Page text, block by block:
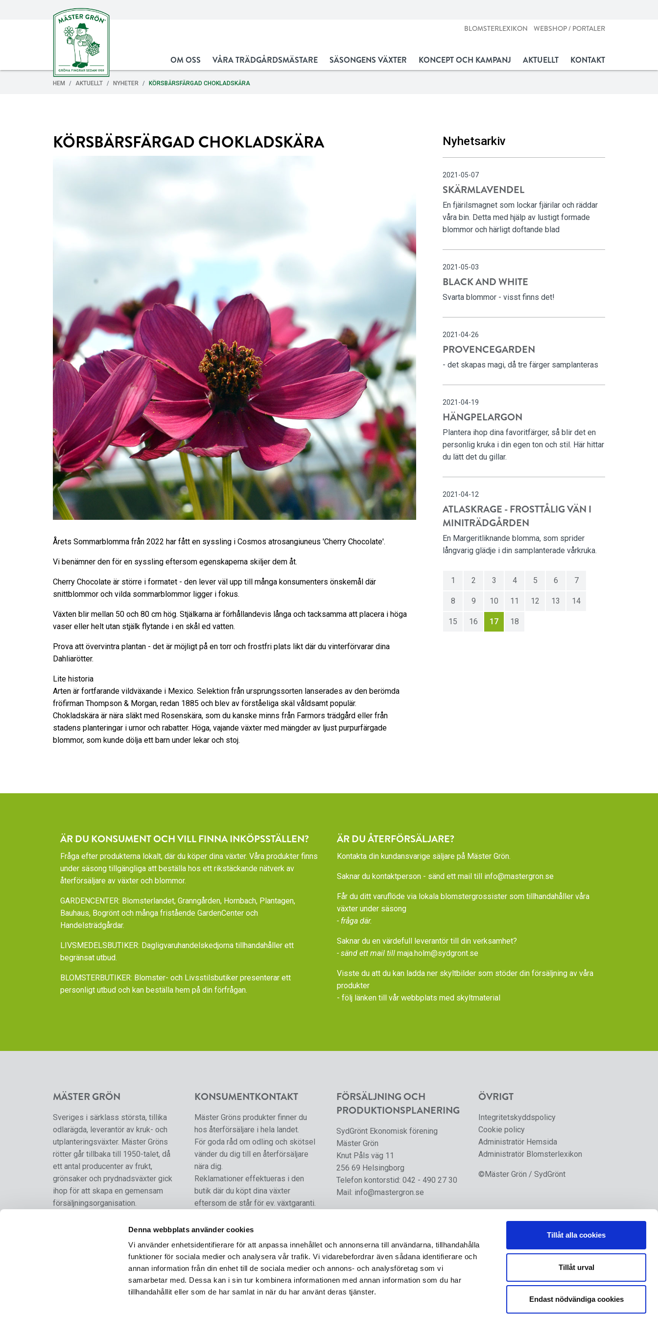
Denna webbplats använder cookies
Vi använder enhetsidentifierare för att anpassa innehållet och annonserna till användarna, tillhandahålla
funktioner för sociala medier och analysera vår trafik. Vi vidarebefordrar även sådana identifierare och
annan information från din enhet till de sociala medier och annons- och analysföretag som vi
samarbetar med. Dessa kan i sin tur kombinera informationen med annan information som du har
tillhandahållit eller som de har samlat in när du har använt deras tjänster.
Tillåt alla cookies
Tillåt urval
Endast nödvändiga cookies
BLOMSTERLEXIKON WEBSHOP / PORTALER
OM OSS VÅRA TRÄDGÅRDSMÄSTARE SÄSONGENS VÄXTER KONCEPT OCH KAMPANJ AKTUELLT KONTAKT
HEM AKTUELLT NYHETER KÖRSBÄRSFÄRGAD CHOKLADSKÄRA
KÖRSBÄRSFÄRGAD CHOKLADSKÄRA
Årets Sommarblomma från 2022 har fått en syssling i Cosmos atrosangiuneus 'Cherry Chocolate'.
Vi benämner den för en syssling eftersom egenskaperna skiljer dem åt.
Cherry Chocolate är större i formatet - den lever väl upp till många konsumenters önskemål där
snittblommor och vilda sommarblommor ligger i fokus.
Växten blir mellan 50 och 80 cm hög. Stjälkarna är förhållandevis långa och tacksamma att placera i höga
vaser eller helt utan stjälk flytande i en skål ed vatten.
Prova att övervintra plantan - det är möjligt på en torr och frostfri plats likt där du vinterförvarar dina
Dahliarötter.
Lite historia
Arten är fortfarande vildväxande i Mexico. Selektion från ursprungssorten lanserades av den berömda
fröfirman Thompson & Morgan, redan 1885 och blev av förståeliga skäl våldsamt populär.
Chokladskära är nära släkt med Rosenskära, som du kanske minns från Farmors trädgård eller från
stadens planteringar i urnor och rabatter. Höga, vajande växter med mängder av ljust purpurfärgade
blommor, som kunde dölja ett barn under lekar och stoj.
Nyhetsarkiv
2021-05-07
SKÄRMLAVENDEL
En fjärilsmagnet som lockar fjärilar och räddar
våra bin. Detta med hjälp av lustigt formade
blommor och härligt doftande blad
2021-05-03
BLACK AND WHITE
Svarta blommor - visst finns det!
2021-04-26
PROVENCEGARDEN
- det skapas magi, då tre färger samplanteras
2021-04-19
HÄNGPELARGON
Plantera ihop dina favoritfärger, så blir det en
personlig kruka i din egen ton och stil. Här hittar
du lätt det du gillar.
2021-04-12
ATLASKRAGE - FROSTTÅLIG VÄN I
MINITRÄDGÅRDEN
En Margeritliknande blomma, som sprider
långvarig glädje i din samplanterade vårkruka.
1 2 3 4 5 6 7
8 9 10 11 12 13 14
15 16 17 18
ÄR DU KONSUMENT OCH VILL FINNA INKÖPSSTÄLLEN?
Fråga efter produkterna lokalt, där du köper dina växter. Våra produkter finns
under säsong tillgängliga att beställa hos ett rikstäckande nätverk av
återförsäljare av växter och blommor.
GARDENCENTER: Blomsterlandet, Granngården, Hornbach, Plantagen,
Bauhaus, Bogrönt och många fristående GardenCenter och
Handelsträdgårdar.
LIVSMEDELSBUTIKER: Dagligvaruhandelskedjorna tillhandahåller ett
begränsat utbud.
BLOMSTERBUTIKER: Blomster- och Livsstilsbutiker presenterar ett
personligt utbud och kan beställa hem på din förfrågan.
ÄR DU ÅTERFÖRSÄLJARE?
Kontakta din kundansvarige säljare på Mäster Grön.
Saknar du kontaktperson - sänd ett mail till info@mastergron.se
Får du ditt varuflöde via lokala blomstergrossister som tillhandahåller våra
växter under säsong
- fråga där.
Saknar du en värdefull leverantör till din verksamhet?
- sänd ett mail till maja.holm@sydgront.se
Visste du att du kan ladda ner skyltbilder som stöder din försäljning av våra
produkter
- följ länken till vår webbplats med skyltmaterial
MÄSTER GRÖN
Sveriges i särklass största, tillika
odlarägda, leverantör av kruk- och
utplanteringsväxter. Mäster Gröns
rötter går tillbaka till 1950-talet, då
ett antal producenter av frukt,
grönsaker och prydnadsväxter gick
ihop för att skapa en gemensam
försäljningsorganisation.
från och med 2024 ägs och förvaltas
av SydGrönt Ekonomisk Förening.
KONSUMENTKONTAKT
Mäster Gröns produkter finner du
hos återförsäljare i hela landet.
För goda råd om odling och skötsel
vänder du dig till en återförsäljare
nära dig.
Reklamationer effektueras i den
butik där du köpt dina växter
eftersom de står för ev. växtgaranti.
FÖRSÄLJNING OCH
PRODUKTIONSPLANERING
SydGrönt Ekonomisk förening
Mäster Grön
Knut Påls väg 11
256 69 Helsingborg
Telefon kontorstid: 042 - 490 27 30
Mail: info@mastergron.se
ÖVRIGT
Integritetskyddspolicy
Cookie policy
Administratör Hemsida
Administratör Blomsterlexikon
©Mäster Grön / SydGrönt